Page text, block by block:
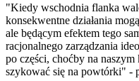
"Kiedy wschodnia flanka
konsekwentne działania
ale będącym efektem tego
racjonalnego zarządzania
po części, choćby na
szykować się na powtórki" -